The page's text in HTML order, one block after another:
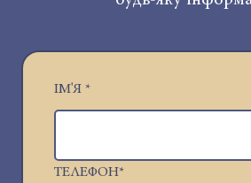
ІМ'Я*
ТЕЛЕФОН*